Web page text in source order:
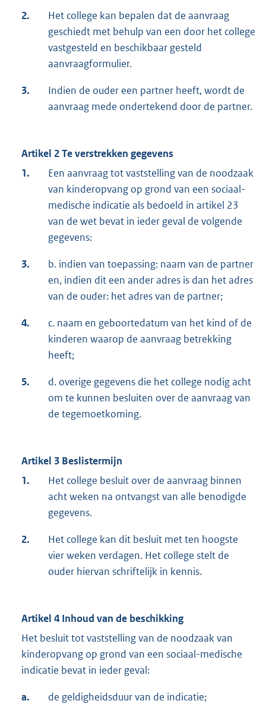
2.
Het college kan bepalen dat de aanvraag
geschiedt met behulp van een door het college
vastgesteld en beschikbaar gesteld
aanvraagformulier.
3.
Indien de ouder een partner heeft, wordt de
aanvraag mede ondertekend door de partner.
Artikel 2 Te verstrekken gegevens
1.
Een aanvraag tot vaststelling van de noodzaak
van kinderopvang op grond van een sociaal-
medische indicatie als bedoeld in artikel 23
van de wet bevat in ieder geval de volgende
gegevens:
3.
b. indien van toepassing: naam van de partner
en, indien dit een ander adres is dan het adres
van de ouder: het adres van de partner;
4.
c. naam en geboortedatum van het kind of de
kinderen waarop de aanvraag betrekking
heeft;
5.
d. overige gegevens die het college nodig acht
om te kunnen besluiten over de aanvraag van
de te­gemoetkoming.
Artikel 3 Beslistermijn
1.
Het college besluit over de aanvraag binnen
acht weken na ontvangst van alle benodigde
gegevens.
2.
Het college kan dit besluit met ten hoogste
vier weken verdagen. Het college stelt de
ouder hiervan schriftelijk in kennis.
Artikel 4 Inhoud van de beschikking
Het besluit tot vaststelling van de noodzaak van
kinderopvang op grond van een sociaal-medische
indica­tie bevat in ieder geval:
a. de geldigheidsduur van de indicatie;